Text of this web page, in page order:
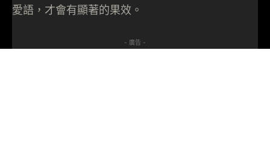
愛語，才會有顯著的果效。
- 廣告 -